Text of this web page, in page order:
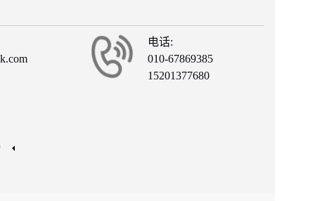
电话:
010-67869385
15201377680